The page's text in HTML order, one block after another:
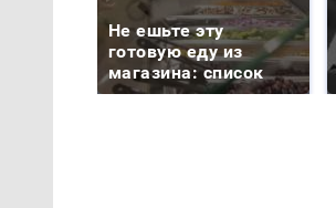
Не ешьте эту
готовую еду из
магазина: список